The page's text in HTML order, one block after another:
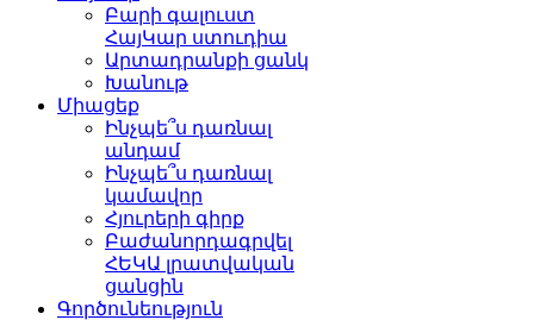
Բարի գալուստ
ՀայԿար ստուդիա
Արտադրանքի ցանկ
Խանութ
Միացեք
Ինչպե՞ս դառնալ
անդամ
Ինչպե՞ս դառնալ
կամավոր
Հյուրերի գիրք
Բաժանորդագրվել
ՀԵԿԱ լրատվական
ցանցին
Գործունեություն